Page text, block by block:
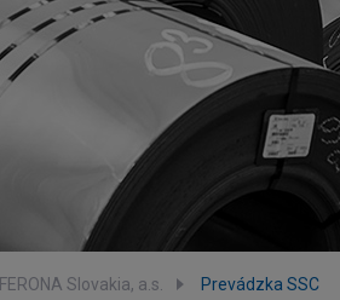
FERONA Slovakia, a.s.
Prevádzka SSC